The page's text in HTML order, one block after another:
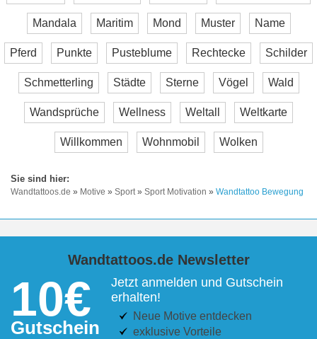
Mandala Maritim Mond Muster Name
Pferd Punkte Pusteblume Rechtecke Schilder
Schmetterling Städte Sterne Vögel Wald
Wandsprüche Wellness Weltall Weltkarte
Willkommen Wohnmobil Wolken
Wandtattoos.de » Motive » Sport » Sport Motivation » Wandtattoo Bewegung
Wandtattoos.de Newsletter
10€
Gutschein
Jetzt anmelden und Gutschein
erhalten!
Neue Motive entdecken
exklusive Vorteile